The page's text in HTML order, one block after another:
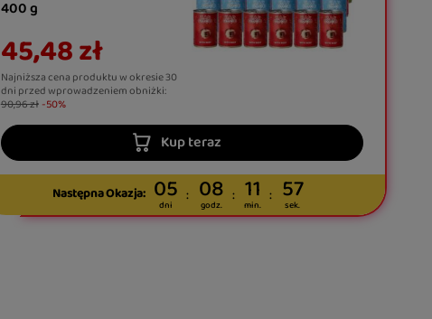
400 g
45,48 zł
Najniższa cena produktu w okresie 30
dni przed wprowadzeniem obniżki:
90,96 zł -50%
Kup teraz
Następna Okazja:
dni
05 godz.
08 min.
11 sek.
56